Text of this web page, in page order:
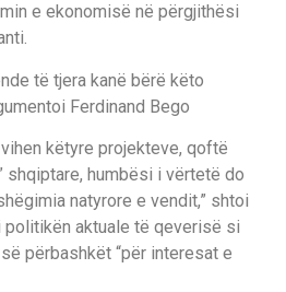
e ekonomisë në përgjithësi
të tjera kanë bërë këto
Ferdinand Bego
vihen këtyre projekteve, qoftë
shqiptare, humbësi i vërtetë do
natyrore e vendit,” shtoi
politikën aktuale të qeverisë si
përbashkët “për interesat e